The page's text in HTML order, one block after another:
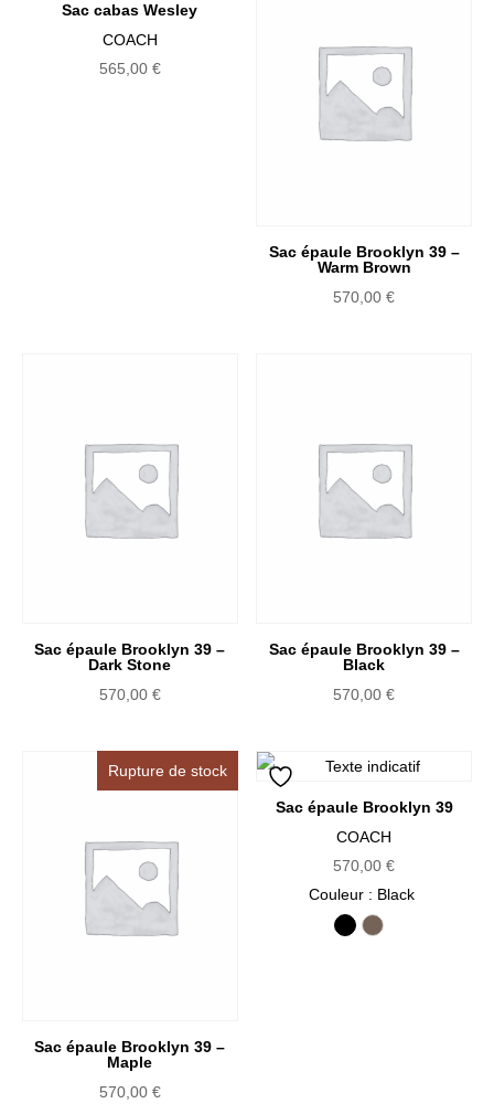
Sac cabas Wesley
COACH
565,00 €
Sac épaule Brooklyn 39 –
Warm Brown
570,00€
Sac épaule Brooklyn 39 –
Dark Stone
570,00 €
Sac épaule Brooklyn 39 –
Black
570,00€
Rupture de stock
Sac épaule Brooklyn 39 –
Maple
570,00 €
Sac épaule Brooklyn 39
COACH
570,00€
Couleur: Black
BlackDark Stone